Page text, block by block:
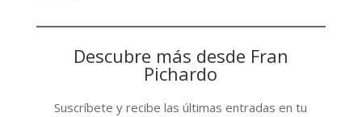
Descubre más desde Fran
Pichardo
Suscríbete y recibe las últimas entradas en tu